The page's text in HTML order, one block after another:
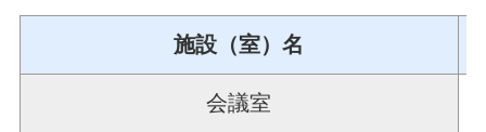
施設（室）名
会議室